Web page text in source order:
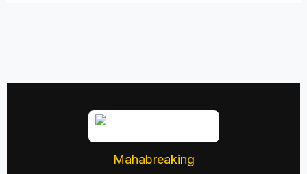
Mahabreaking